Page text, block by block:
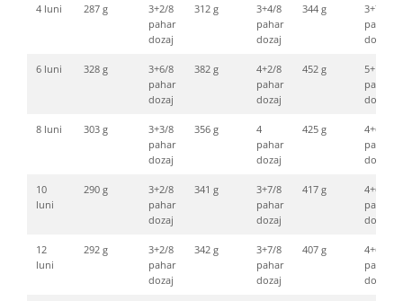
4 luni 287 g
3+2/8
pahar
dozaj
312 g
3+4/8
pahar
dozaj
344 g
3+7/8
pahar
dozaj
6 luni 328 g
3+6/8
pahar
dozaj
382 g
4+2/8
pahar
dozaj
452 g
5+1/8
pahar
dozaj
8 luni 303 g
3+3/8
pahar
dozaj
356 g
4
pahar
dozaj
425 g
4+6/8
pahar
dozaj
10
luni
290 g
3+2/8
pahar
dozaj
341 g
3+7/8
pahar
dozaj
417 g
4+6/8
pahar
dozaj
12
luni
292 g
3+2/8
pahar
dozaj
342 g
3+7/8
pahar
dozaj
407 g
4+6/8
pahar
dozaj